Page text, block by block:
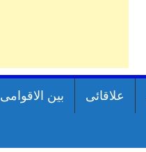
علاقائی بین الاقوامی